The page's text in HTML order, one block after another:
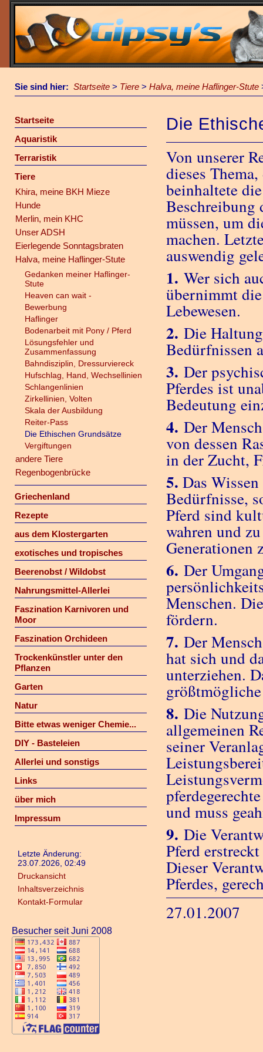
Sie sind hier: Startseite > Tiere > Halva, meine Haflinger-Stute
Startseite
Aquaristik
Terraristik
Tiere
Khira, meine BKH Mieze
Hunde
Merlin, mein KHC
Unser ADSH
Eierlegende Sonntagsbraten
Halva, meine Haflinger-Stute
Gedanken meiner Haflinger-
Stute
Heaven can wait -
Bewerbung
Haflinger
Bodenarbeit mit Pony / Pferd
Lösungsfehler und
Zusammenfassung
Bahndisziplin, Dressurviereck
Hufschlag, Hand, Wechsellinien
Schlangenlinien
Zirkellinien, Volten
Skala der Ausbildung
Reiter-Pass
Die Ethischen Grundsätze
Vergiftungen
andere Tiere
Regenbogenbrücke
Griechenland
Rezepte
aus dem Klostergarten
exotisches und tropisches
Beerenobst / Wildobst
Nahrungsmittel-Allerlei
Faszination Karnivoren und
Moor
Faszination Orchideen
Trockenkünstler unter den
Pflanzen
Garten
Natur
Bitte etwas weniger Chemie...
DIY - Basteleien
Allerlei und sonstigs
Links
über mich
Impressum
Letzte Änderung:
23.07.2026, 02:49
Druckansicht
Inhaltsverzeichnis
Kontakt-Formular
Besucher seit Juni 2008
Die
Von unserer
dieses
beinhaltete
Beschreibung
müssen, um
machen.
auswendig
1. Wer sich
übernimmt
Lebewesen.
2. Die
Bedürfnissen
3. Der
Pferdes ist
Bedeutung
4. Der
von dessen
in der Zucht,
5. Das
Bedürfnisse,
Pferd sind
wahren und
Generationen
6.Der
Menschen.
fördern.
7. Der
hat sich und
unterziehen.
8. Die
allgemeinen
seiner
und muss
9. Die
Pferd
Dieser
Pferdes,
27.01.2007